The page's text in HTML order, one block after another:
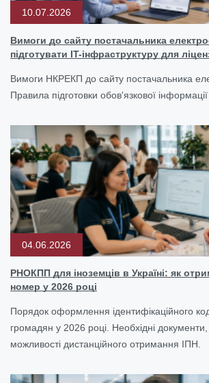
10.07.2026
Вимоги до сайту постачальника
підготувати IT-інфраструктуру для
Вимоги НКРЕКП до сайту постачальника
Правила підготовки обов'язкової інформації
04.06.2026
РНОКПП для іноземців в Україні: як
номер у 2026 році
Порядок оформлення ідентифікаційного
громадян у 2026 році. Необхідні
можливості дистанційного отримання ІПН.